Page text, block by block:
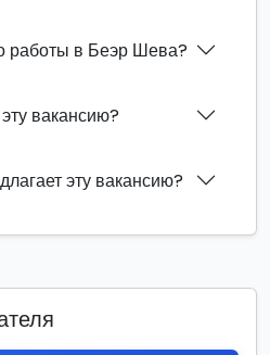
работы в Беэр Шева?
вакансию?
эту вакансию?